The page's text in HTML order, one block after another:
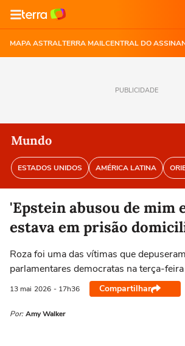
MAPA ASTRALTERRA MAILCENTRAL DO
PUBLICIDADE
Mundo
ESTADOS UNIDOS AMÉRICA LATINA
'Epstein abusou de mim
estava em prisão
Roza foi uma das vítimas que
parlamentares democratas na terça-
13 mai 2026 - 17h36 Compartilhar
Por: Amy Walker